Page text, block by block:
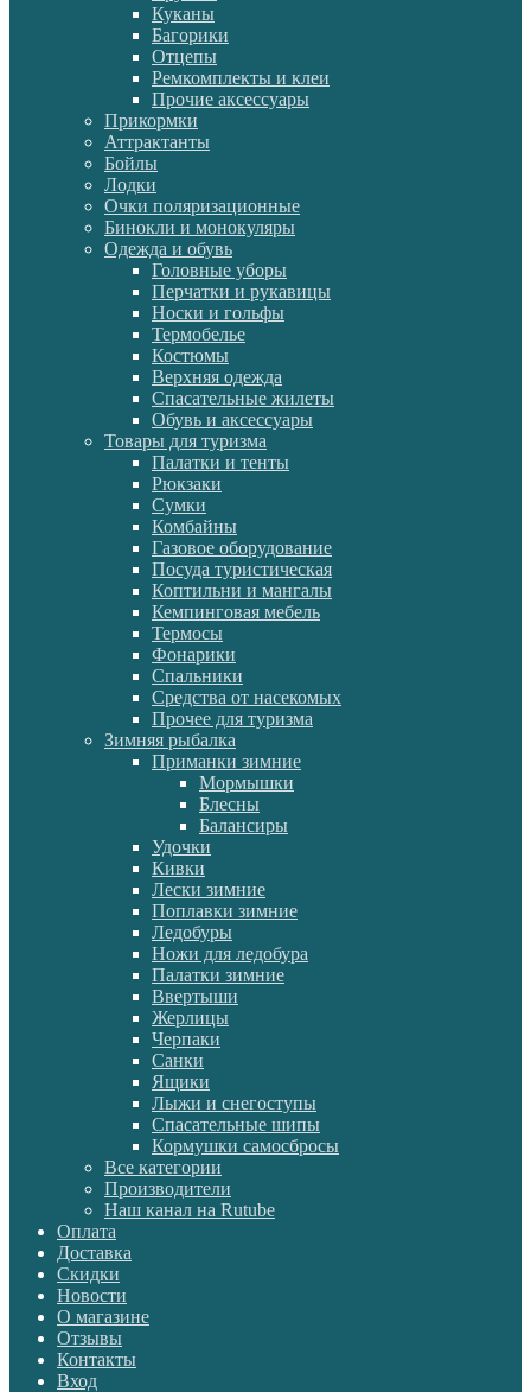
Куканы
Багорики
Отцепы
Ремкомплекты и клеи
Прочие аксессуары
Прикормки
Аттрактанты
Бойлы
Лодки
Очки поляризационные
Бинокли и монокуляры
Одежда и обувь
Головные уборы
Перчатки и рукавицы
Носки и гольфы
Термобелье
Костюмы
Верхняя одежда
Спасательные жилеты
Обувь и аксессуары
Товары для туризма
Палатки и тенты
Рюкзаки
Сумки
Комбайны
Газовое оборудование
Посуда туристическая
Коптильни и мангалы
Кемпинговая мебель
Термосы
Фонарики
Спальники
Средства от насекомых
Прочее для туризма
Зимняя рыбалка
Приманки зимние
Мормышки
Блесны
Балансиры
Удочки
Кивки
Лески зимние
Поплавки зимние
Ледобуры
Ножи для ледобура
Палатки зимние
Ввертыши
Жерлицы
Черпаки
Санки
Ящики
Лыжи и снегоступы
Спасательные шипы
Кормушки самосбросы
Все категории
Производители
Наш канал на Rutube
Оплата
Доставка
Скидки
Новости
О магазине
Отзывы
Контакты
Вход